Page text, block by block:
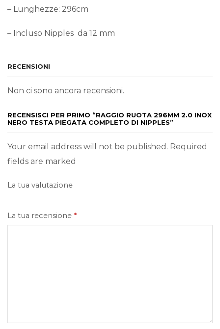
– Lunghezze: 296cm
– Incluso Nipples da 12 mm
RECENSIONI
Non ci sono ancora recensioni.
RECENSISCI PER PRIMO “RAGGIO RUOTA 296MM 2.0 INOX
NERO TESTA PIEGATA COMPLETO DI NIPPLES”
Your email address will not be published. Required
fields are marked
La tua valutazione
La tua recensione *